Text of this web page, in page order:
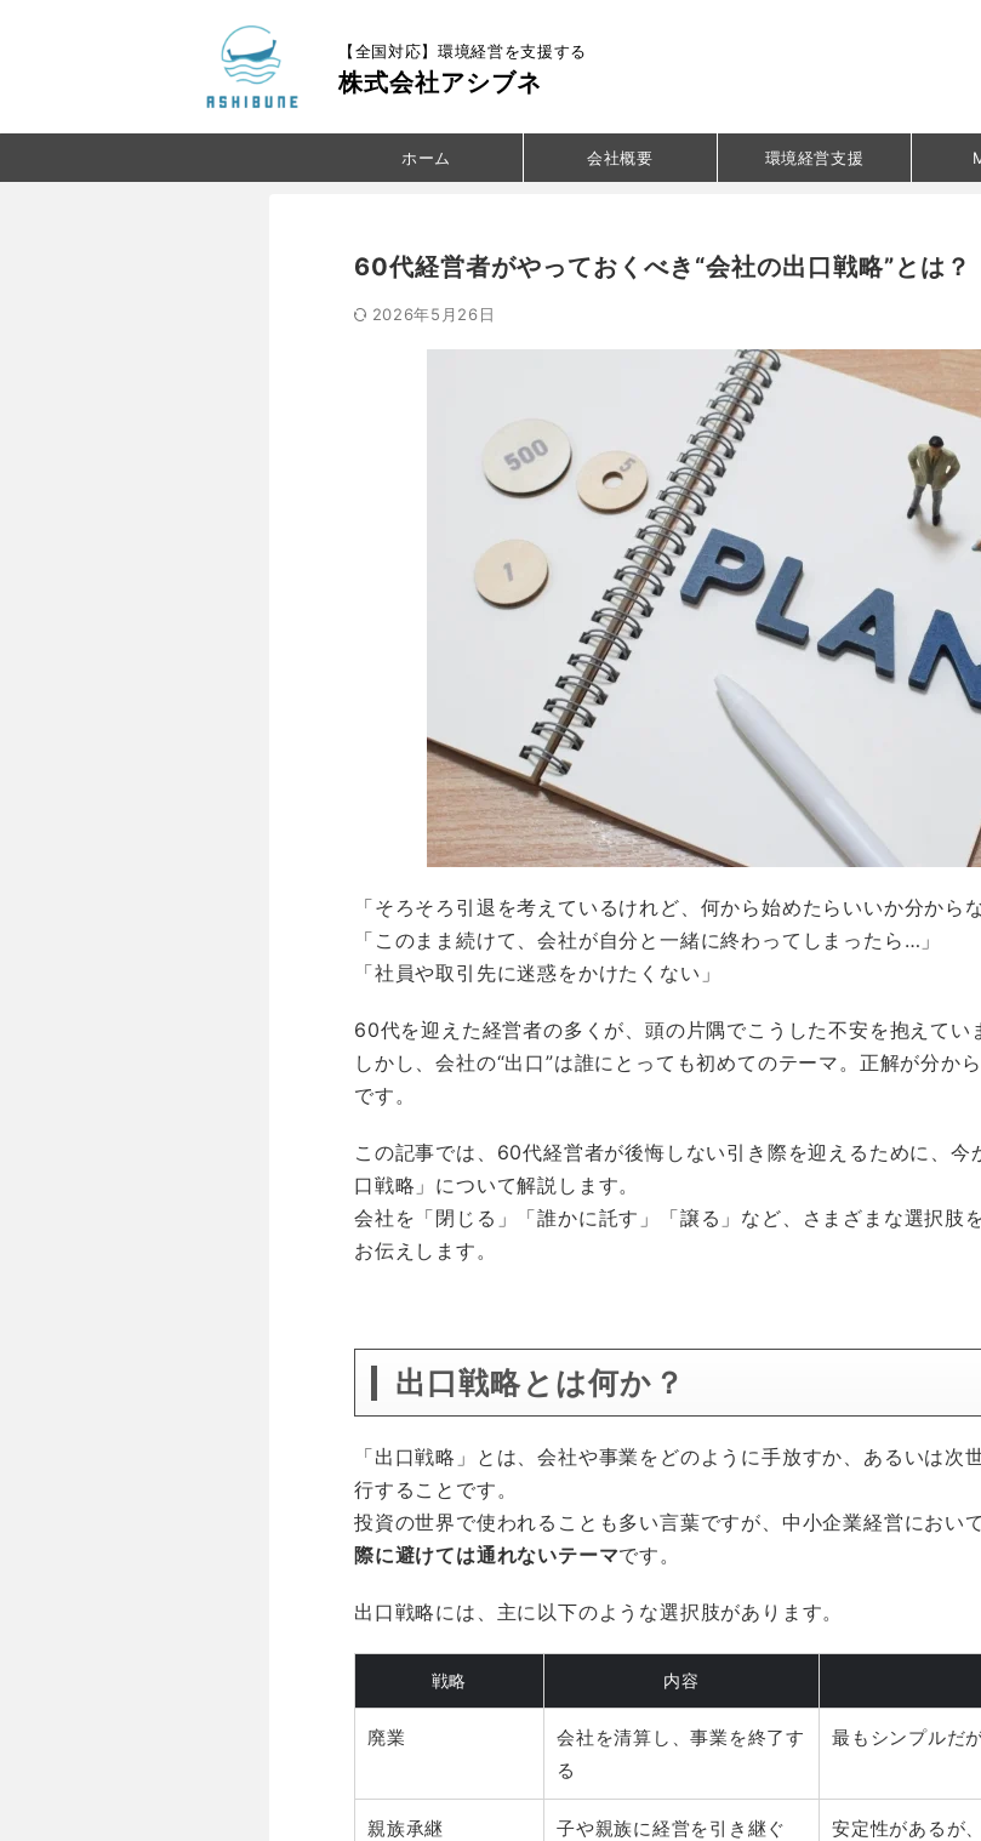
【全国対応】環境経営を支援する
株式会社アシブネ
ホーム 会社概要 環境経営支援
60代経営者がやっておくべき“会社の出口戦略”とは？
2026年5月26日
「そろそろ引退を考えているけれど、何から始めたらいいか分からな
「このまま続けて、会社が自分と一緒に終わってしまったら…」
「社員や取引先に迷惑をかけたくない」
60代を迎えた経営者の多くが、頭の片隅でこうした不安を抱えてい
しかし、会社の“出口”は誰にとっても初めてのテーマ。正解が分か
です。
この記事では、60代経営者が後悔しない引き際を迎えるために、今
口戦略」について解説します。
会社を「閉じる」「誰かに託す」「譲る」など、さまざまな選択肢
お伝えします。
出口戦略とは何か？
「出口戦略」とは、会社や事業をどのように手放すか、あるいは次
行することです。
投資の世界で使われることも多い言葉ですが、中小企業経営におい
際に避けては通れないテーマです。
出口戦略には、主に以下のような選択肢があります。
戦略 内容
廃業
会社を清算し、事業を終了す
る
最もシンプルだ
親族承継 子や親族に経営を引き継ぐ 安定性があるが